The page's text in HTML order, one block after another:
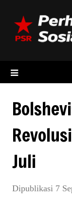
content
Juli
Dipublikasi 7